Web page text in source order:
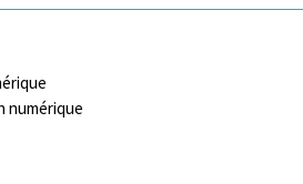
numérique